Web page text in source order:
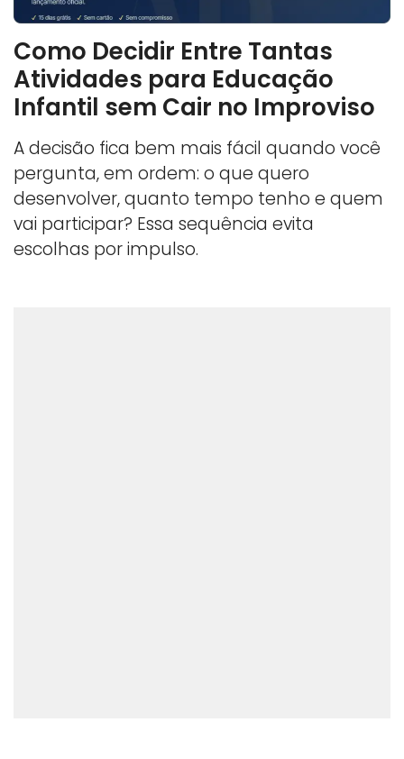
Como Decidir Entre Tantas
Atividades para Educação
Infantil sem Cair no Improviso
A decisão fica bem mais fácil quando você
pergunta, em ordem: o que quero
desenvolver, quanto tempo tenho e quem
vai participar? Essa sequência evita
escolhas por impulso.